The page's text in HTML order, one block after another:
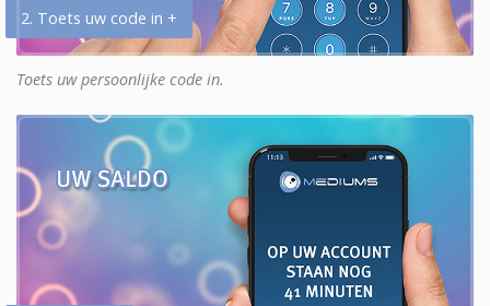
2. Toets uw code in +
Toets uw persoonlijke code in.